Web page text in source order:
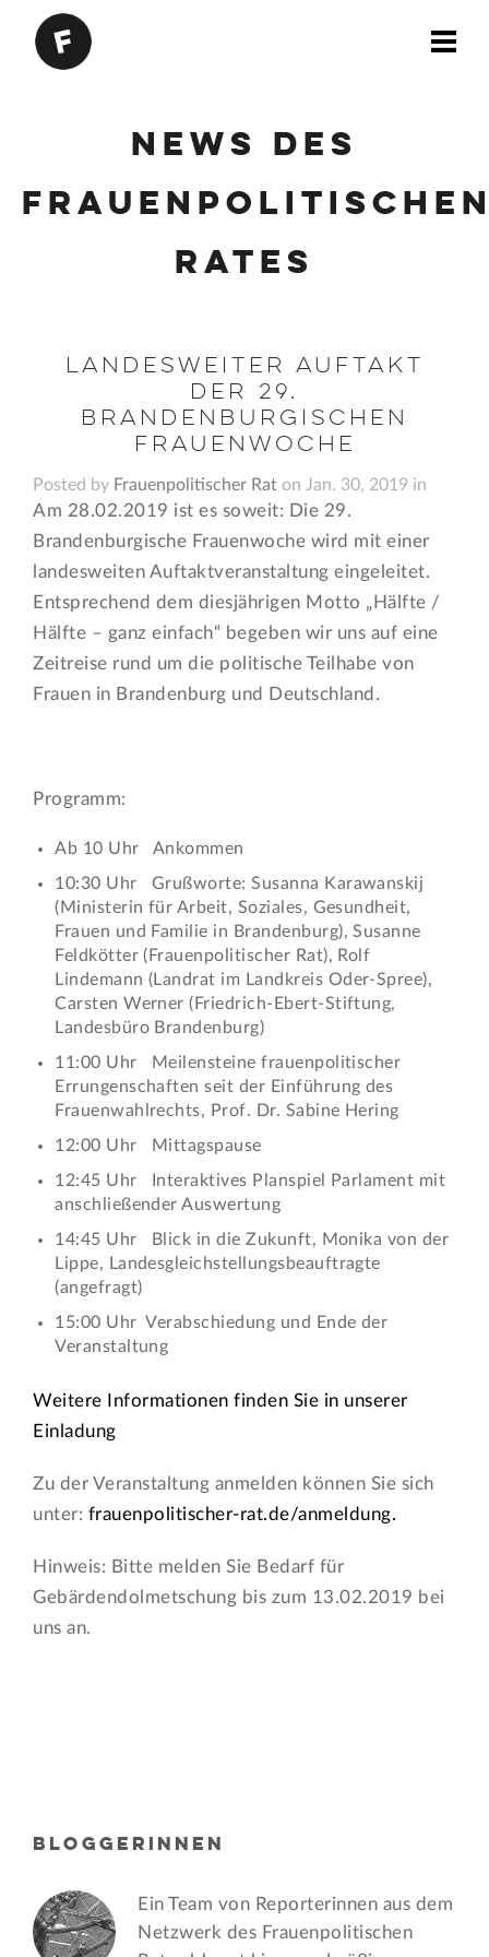
News des
Rates
Landesweiter Auftakt
der 29.
Brandenburgischen
Frauenwoche
Posted by Frauenpolitischer Rat on Jan. 30, 2019 in
Am 28.02.2019 ist es soweit: Die 29.
Brandenburgische Frauenwoche wird mit einer
landesweiten Auftaktveranstaltung eingeleitet.
Entsprechend dem diesjährigen Motto „Hälfte /
Hälfte – ganz einfach“ begeben wir uns auf eine
Zeitreise rund um die politische Teilhabe von
Frauen in Brandenburg und Deutschland.
Programm:
Ab 10 Uhr Ankommen
10:30 Uhr Grußworte: Susanna Karawanskij
(Ministerin für Arbeit, Soziales, Gesundheit,
Frauen und Familie in Brandenburg), Susanne
Feldkötter (Frauenpolitischer Rat), Rolf
Lindemann (Landrat im Landkreis Oder-Spree),
Carsten Werner (Friedrich-Ebert-Stiftung,
Landesbüro Brandenburg)
11:00 Uhr Meilensteine frauenpolitischer
Errungenschaften seit der Einführung des
Frauenwahlrechts, Prof. Dr. Sabine Hering
12:00 Uhr Mittagspause
12:45 Uhr Interaktives Planspiel Parlament mit
anschließender Auswertung
14:45 Uhr Blick in die Zukunft, Monika von der
Lippe, Landesgleichstellungsbeauftragte
(angefragt)
15:00 Uhr Verabschiedung und Ende der
Veranstaltung
Weitere Informationen finden Sie in unserer
Einladung
Zu der Veranstaltung anmelden können Sie sich
unter: frauenpolitischer-rat.de/anmeldung.
Hinweis: Bitte melden Sie Bedarf für
Gebärdendolmetschung bis zum 13.02.2019 bei
uns an.
BLOGGERINNEN
Ein Team von Reporterinnen aus dem
Netzwerk des Frauen­politischen